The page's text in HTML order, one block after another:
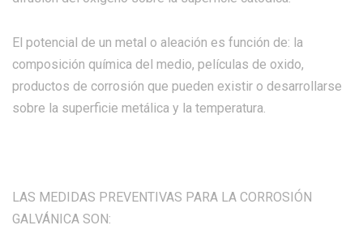
El potencial de un metal o aleación es función de: la
composición química del medio, películas de oxido,
productos de corrosión que pueden existir o desarrollarse
sobre la superficie metálica y la temperatura.
LAS MEDIDAS PREVENTIVAS PARA LA CORROSIÓN
GALVÁNICA SON: